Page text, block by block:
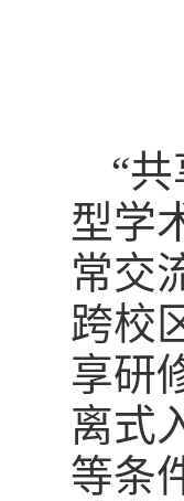
“
型学
常交
跨校
享研
离式
等条